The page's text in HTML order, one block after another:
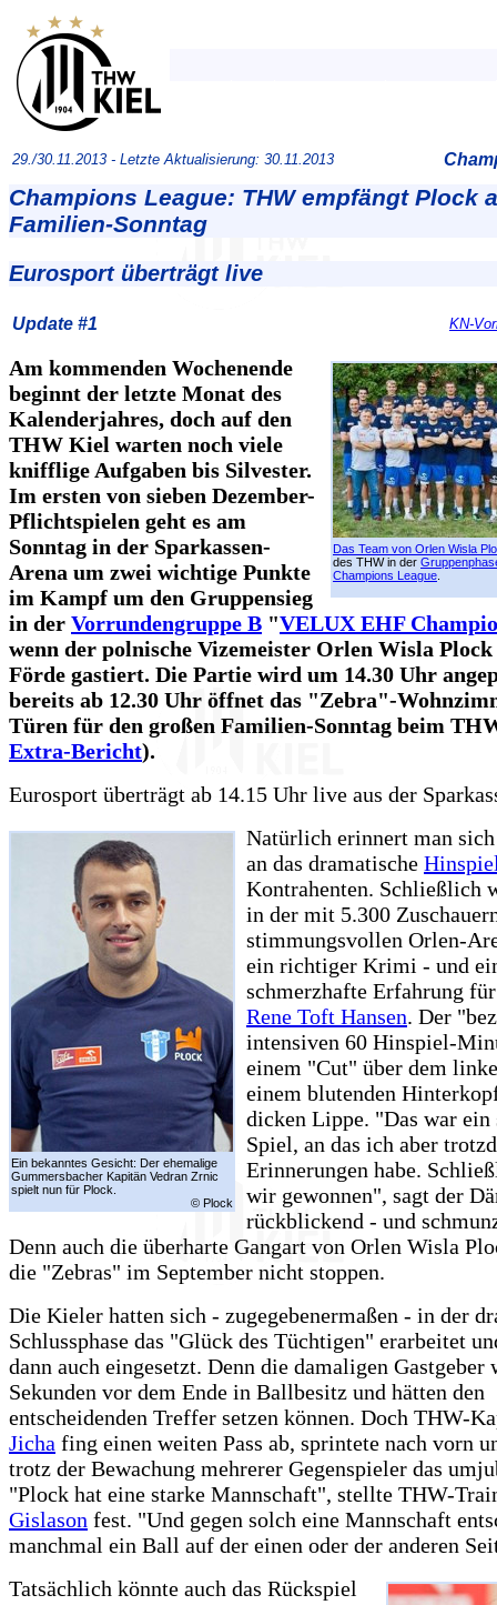
29./30.11.2013 - Letzte Aktualisierung: 30.11.2013
Champions League: THW empfängt Plock
Familien-Sonntag
Eurosport überträgt live
Update #1 KN-
Das Team von Orlen Wisla
des THW in der
Champions League
Am kommenden Wochenende
beginnt der letzte Monat des
Kalenderjahres, doch auf den
THW Kiel warten noch viele
knifflige Aufgaben bis Silvester.
Im ersten von sieben Dezember-
Pflichtspielen geht es am
Sonntag in der Sparkassen-
Arena um zwei wichtige Punkte
im Kampf um den Gruppensieg
in der Vorrundengruppe B "VELUX EHF
wenn der polnische Vizemeister Orlen Wisla
Förde gastiert. Die Partie wird um 14.30 Uhr
bereits ab 12.30 Uhr öffnet das "Zebra"-
Türen für den großen Familien-Sonntag beim
Extra-Bericht).
Eurosport überträgt ab 14.15 Uhr live aus der
Ein bekanntes Gesicht: Der ehemalige
Gummersbacher Kapitän Vedran Zrnic
spielt nun für Plock.
© Plock
Natürlich erinnert man
an das dramatische
Kontrahenten. Schließlich
in der mit 5.300
stimmungsvollen Orlen-
ein richtiger Krimi - und
schmerzhafte Erfahrung
Rene Toft Hansen. Der
intensiven 60 Hinspiel-
einem "Cut" über dem
einem blutenden
dicken Lippe. "Das war ein
Spiel, an das ich aber
Erinnerungen habe.
wir gewonnen", sagt der
rückblickend - und
Denn auch die überharte Gangart von Orlen Wisla
die "Zebras" im September nicht stoppen.
Die Kieler hatten sich - zugegebenermaßen - in der
Schlussphase das "Glück des Tüchtigen" erarbeitet
dann auch eingesetzt. Denn die damaligen Gastgeber
Sekunden vor dem Ende in Ballbesitz und hätten den
entscheidenden Treffer setzen können. Doch THW-
Jicha fing einen weiten Pass ab, sprintete nach vorn
trotz der Bewachung mehrerer Gegenspieler das
"Plock hat eine starke Mannschaft", stellte THW-
Gislason fest. "Und gegen solch eine Mannschaft
manchmal ein Ball auf der einen oder der anderen
Tatsächlich könnte auch das Rückspiel